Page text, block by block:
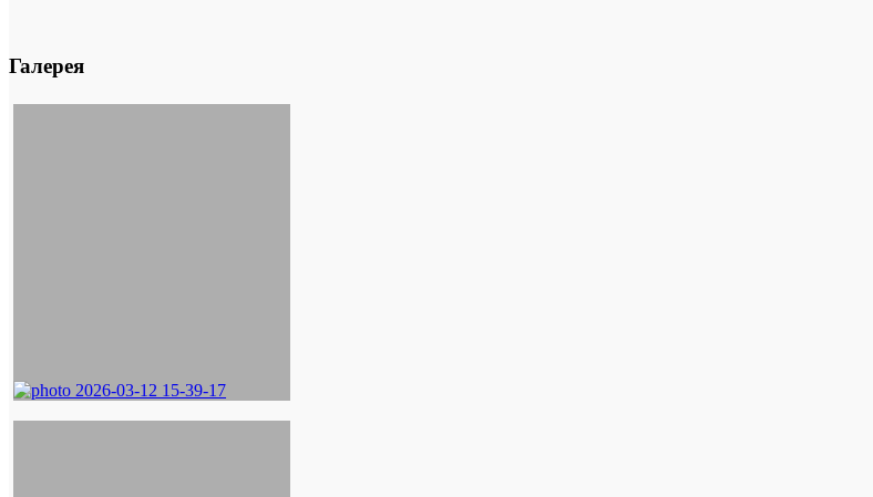
Галерея